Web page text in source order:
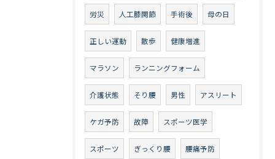
労災 人工膝関節 手術後 母の日
正しい運動 散歩 健康増進
マラソン ランニングフォーム
介護状態 そり腰 男性 アスリート
ケガ予防 故障 スポーツ医学
スポーツ ぎっくり腰 腰痛予防